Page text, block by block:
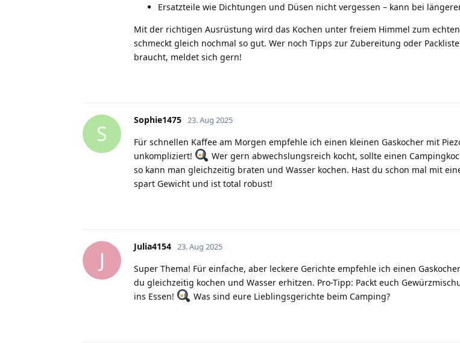
Ersatzteile wie Dichtungen und Düsen nicht vergessen – kann bei
Mit der richtigen Ausrüstung wird das Kochen unter freiem Himmel zum
schmeckt gleich nochmal so gut. Wer noch Tipps zur Zubereitung oder
braucht, meldet sich gern!
S
Sophie1475 23. Aug 2025
Für schnellen Kaffee am Morgen empfehle ich einen kleinen Gaskocher mit
unkompliziert!
Wer gern abwechslungsreich kocht, sollte einen
so kann man gleichzeitig braten und Wasser kochen. Hast du schon mal mit
spart Gewicht und ist total robust!
J
Julia4154 23. Aug 2025
Super Thema! Für einfache, aber leckere Gerichte empfehle ich einen
du gleichzeitig kochen und Wasser erhitzen. Pro-Tipp: Packt euch
ins Essen!
Was sind eure Lieblingsgerichte beim Camping?